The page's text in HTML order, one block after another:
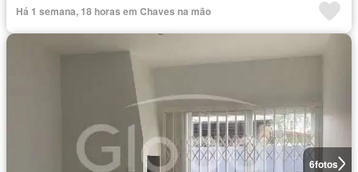
Há 1 semana, 18 horas em Chaves na mão
6fotos